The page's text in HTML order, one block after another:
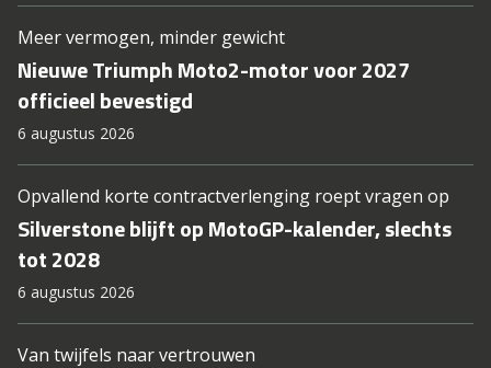
Meer vermogen, minder gewicht
Nieuwe Triumph Moto2-motor voor 2027
officieel bevestigd
6 augustus 2026
Opvallend korte contractverlenging roept vragen op
Silverstone blijft op MotoGP-kalender, slechts
tot 2028
6 augustus 2026
Van twijfels naar vertrouwen